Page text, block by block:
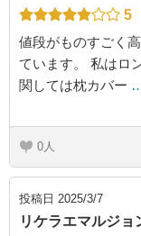
5
値段がものすごく
ています。 私はロ
関しては枕カバー
0
投稿日 2025/3/7
リケラエマルジョ